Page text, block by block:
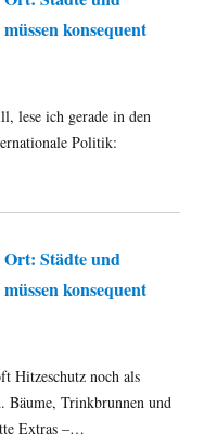
konsequent
lese ich gerade in den
Politik:
Ort: Städte und
konsequent
Hitzeschutz noch als
Bäume, Trinkbrunnen und
Extras –…